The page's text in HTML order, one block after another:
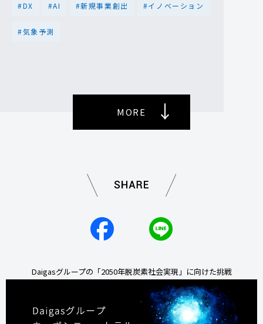
#DX #AI #新規事業創出 #イノベーション
#気象予測
MORE →
Daigasグループの「2050年脱炭素社会実現」に向けた挑戦